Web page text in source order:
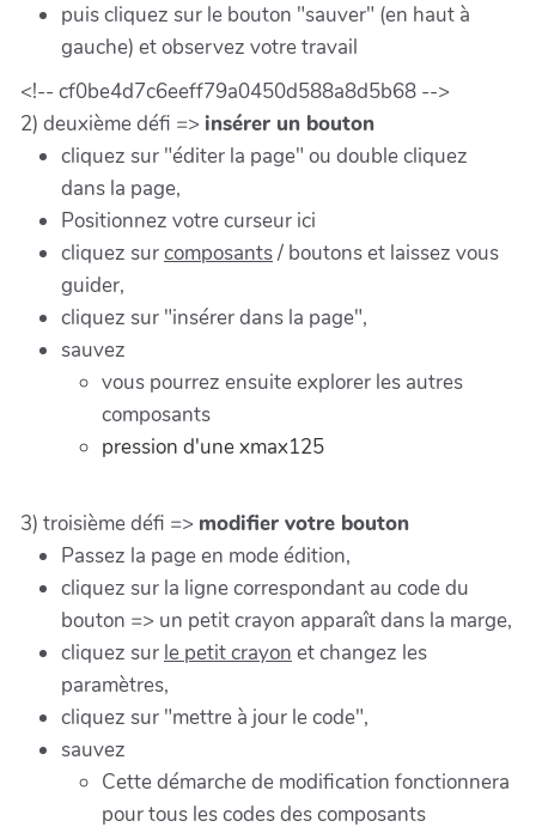
puis cliquez sur le bouton "sauver" (en haut à
gauche) et observez votre travail
<!-- cf0be4d7c6eeff79a0450d588a8d5b68 -->
2) deuxième défi => insérer un bouton
cliquez sur "éditer la page" ou double cliquez
dans la page,
Positionnez votre curseur ici
cliquez surcomposants/ boutons et laissez vous
guider,
cliquez sur "insérer dans la page",
sauvez
vous pourrez ensuite explorer les autres
composants
pression d'une xmax125
3) troisième défi => modifier votre bouton
Passez la page en mode édition,
cliquez sur la ligne correspondant au code du
bouton => un petit crayon apparaît dans la marge,
cliquez sur le petit crayon et changez les
paramètres,
cliquez sur "mettre à jour le code",
sauvez
Cette démarche de modification fonctionnera
pour tous les codes des composants